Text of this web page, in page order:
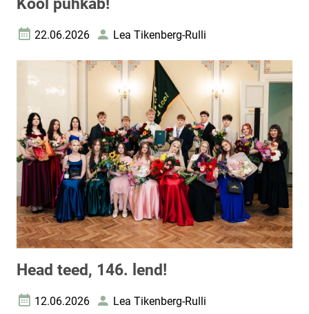
Kool puhkab!
Loomise kuupäev
22.06.2026 AutorLea Tikenberg-Rulli
Head teed, 146. lend!
Loomise kuupäev
12.06.2026 AutorLea Tikenberg-Rulli